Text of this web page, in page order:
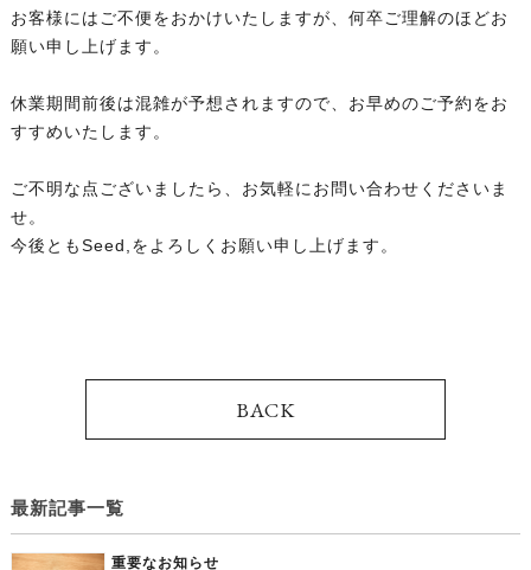
お客様にはご不便をおかけいたしますが、何卒ご理解のほどお
願い申し上げます。
休業期間前後は混雑が予想されますので、お早めのご予約をお
すすめいたします。
ご不明な点ございましたら、お気軽にお問い合わせくださいま
せ。
今後ともSeed,をよろしくお願い申し上げます。
BACK
最新記事一覧
重要なお知らせ